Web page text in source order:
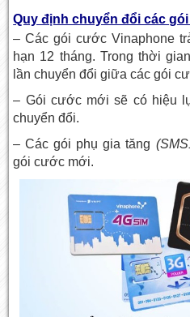
Quy định chuyển đổi các
– Các gói cước Vinaphone
hạn 12 tháng. Trong thời
lần chuyển đổi giữa các gói
– Gói cước mới sẽ có hiệu
chuyển đổi.
– Các gói phụ gia tăng
gói cước mới.